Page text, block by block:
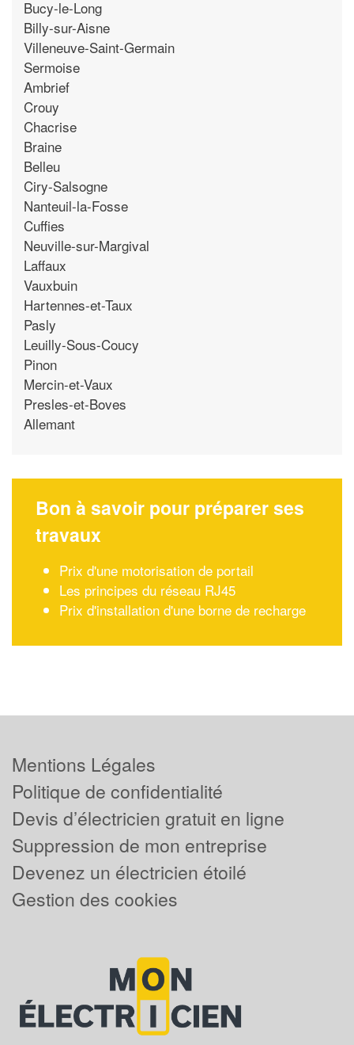
Bucy-le-Long
Billy-sur-Aisne
Villeneuve-Saint-Germain
Sermoise
Ambrief
Crouy
Chacrise
Braine
Belleu
Ciry-Salsogne
Nanteuil-la-Fosse
Cuffies
Neuville-sur-Margival
Laffaux
Vauxbuin
Hartennes-et-Taux
Pasly
Leuilly-Sous-Coucy
Pinon
Mercin-et-Vaux
Presles-et-Boves
Allemant
Bon à savoir pour préparer ses
travaux
Prix d'une motorisation de portail
Les principes du réseau RJ45
Prix d'installation d'une borne de recharge
Mentions Légales
Politique de confidentialité
Devis d’électricien gratuit en ligne
Suppression de mon entreprise
Devenez un électricien étoilé
Gestion des cookies